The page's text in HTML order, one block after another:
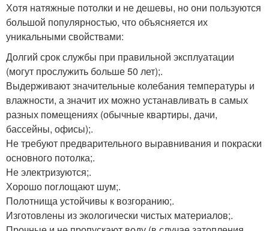
Хотя натяжные потолки и не дешевы, но они пользуются
большой популярностью, что объясняется их
уникальными свойствами:
Долгий срок службы при правильной эксплуатации
(могут прослужить больше 50 лет);.
Выдерживают значительные колебания температуры и
влажности, а значит их можно устанавливать в самых
разных помещениях (обычные квартиры, дачи,
бассейны, офисы);.
Не требуют предварительного выравнивания и покраски
основного потолка;.
Не электризуются;.
Хорошо поглощают шум;.
Полотнища устойчивы к возгоранию;.
Изготовлены из экологически чистых материалов;.